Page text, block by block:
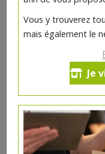
Vous y trouverez
mais également le
Je
Crayon
-
Réception souhaitée